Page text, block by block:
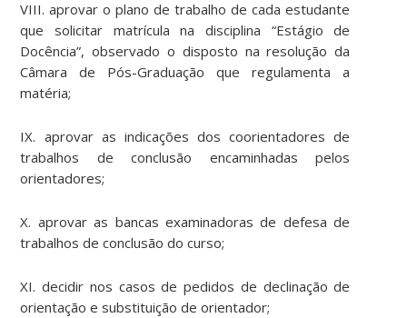
VIII. aprovar o plano de trabalho de cada estudante
que solicitar matrícula na disciplina “Estágio de
Docência”, observado o disposto na resolução da
Câmara de Pós-Graduação que regulamenta a
matéria;
IX. aprovar as indicações dos coorientadores de
trabalhos de conclusão encaminhadas pelos
orientadores;
X. aprovar as bancas examinadoras de defesa de
trabalhos de conclusão do curso;
XI. decidir nos casos de pedidos de declinação de
orientação e substituição de orientador;